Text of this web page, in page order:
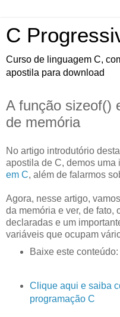
C
Curso de linguagem C,
apostila para download
A função sizeof()
de memória
No artigo introdutório
apostila de C, demos uma
em C, além de falarmos
Agora, nesse artigo,
da memória e ver, de fato,
declaradas e um
variáveis que ocupam
Baixe este conteúdo:
Clique aqui e saiba
programação C